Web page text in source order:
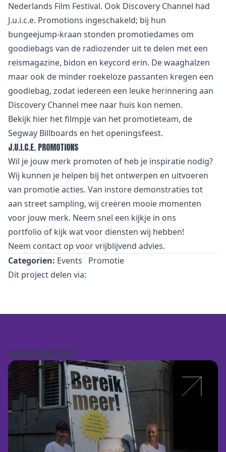
Nederlands Film Festival. Ook Discovery Channel had
J.u.i.c.e. Promotions ingeschakeld; bij hun
bungeejump-kraan stonden promotiedames om
goodiebags van de radiozender uit te delen met een
reismagazine, bidon en keycord erin. De waaghalzen
maar ook de minder roekeloze passanten kregen een
goodiebag, zodat iedereen een leuke herinnering aan
Discovery Channel mee naar huis kon nemen.
Bekijk hier het filmpjevan het promotieteam, de
Segway Billboards en het openingsfeest.
J.U.I.C.E. PROMOTIONS
Wil je jouw merk promoten of heb je inspiratie nodig?
Wij kunnen je helpen bij het ontwerpen en uitvoeren
van promotie acties. Van instore demonstraties tot
aan street sampling, wij creëren mooie momenten
voor jouw merk. Neem snel een kijkje in ons
portfolio of kijk wat voor diensten wij hebben!
Neem contact op voor vrijblijvend advies.
Categorien: Events
Promotie
Dit project delen via:
GERELATEERDE CASES